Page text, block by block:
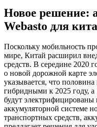
Новое решение:
Webasto для
Поскольку мобильность
мире, Китай расширил
средств. В середине 2020
о новой дорожной карте
указывается, что
гибридными к 2025 году,
будут электрифицированы
аккумуляторной системе
транспортных средств,